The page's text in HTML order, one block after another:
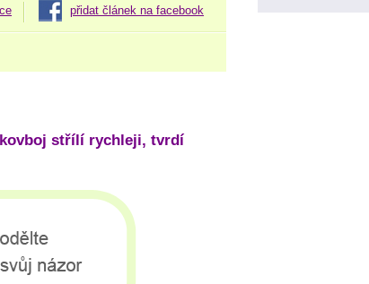
přidat článek na facebook
střílí rychleji, tvrdí